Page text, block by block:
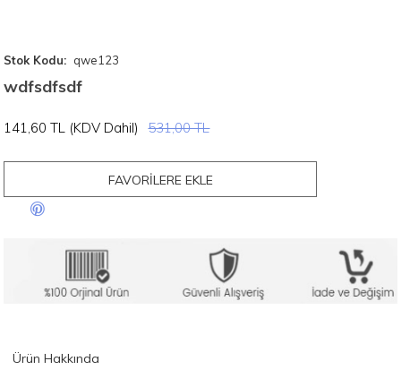
Stok Kodu: qwe123
wdfsdfsdf
531,00 TL
141,60 TL (KDV Dahil)
FAVORILERE EKLE
Ürün Hakkında